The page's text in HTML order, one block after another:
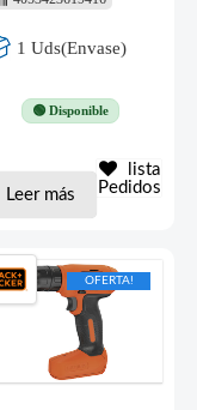
1 Uds(Envase)
🟢 Disponible
Leer más
lista
Pedidos
OFERTA!